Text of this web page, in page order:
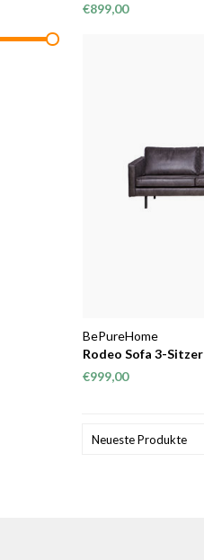
€899,00
BePureHome
Rodeo Sofa 3-
€999,00
Neueste Produkte